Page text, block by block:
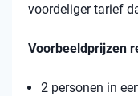
voordeliger tarief
Voorbeeldprijzen
2 personen in